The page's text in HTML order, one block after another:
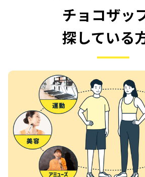
チョコザッ
探している